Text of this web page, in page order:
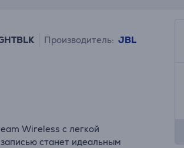
Производитель: JBL
Wireless с легкой
станет идеальным